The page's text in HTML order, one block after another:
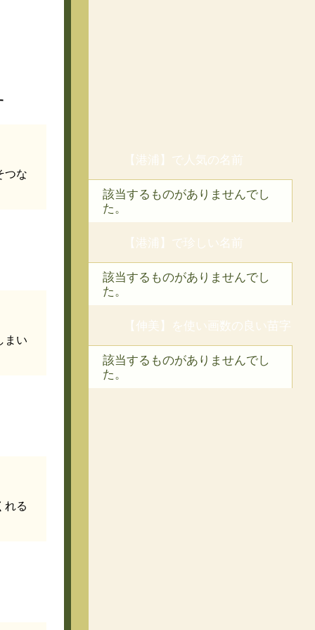
つな
まい
れる
【港浦】で人気の名前
該当するものがありませんでし
た。
【港浦】で珍しい名前
該当するものがありませんでし
た。
【伸美】を使い画数の良い苗字
該当するものがありませんでし
た。